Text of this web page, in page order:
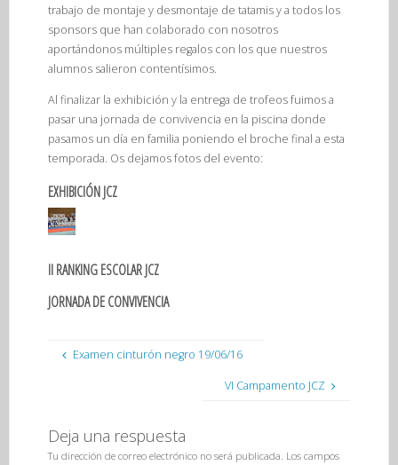
trabajo de montaje y desmontaje de tatamis y a todos los
sponsors que han colaborado con nosotros
aportándonos múltiples regalos con los que nuestros
alumnos salieron contentísimos.
Al finalizar la exhibición y la entrega de trofeos fuimos a
pasar una jornada de convivencia en la piscina donde
pasamos un día en familia poniendo el broche final a esta
temporada. Os dejamos fotos del evento:
EXHIBICIÓN JCZ
II RANKING ESCOLAR JCZ
JORNADA DE CONVIVENCIA
Examen cinturón negro 19/06/16
VI Campamento JCZ
Deja una respuesta
Tu dirección de correo electrónico no será publicada. Los campos